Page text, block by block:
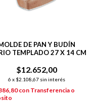
DE PAN Y BUDÍN
TEMPLADO 27 X 14 CM
$12.652,00
6 x $2.108,67 sin interés
con Transferencia o